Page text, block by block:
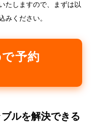
たしますので、まずは以
みください。
予約
ルを解決できる